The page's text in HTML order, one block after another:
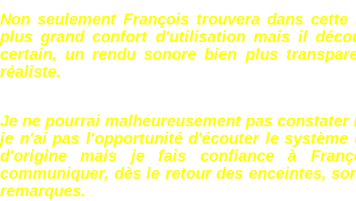
Non seulement François trouvera dans
plus grand confort d'utilisation mais il
certain, un rendu sonore bien plus
réaliste.
Je ne pourrai malheureusement pas constater
je n'ai pas l'opportunité d'écouter le système
d'origine mais je fais confiance à
communiquer, dès le retour des enceintes,
remarques.